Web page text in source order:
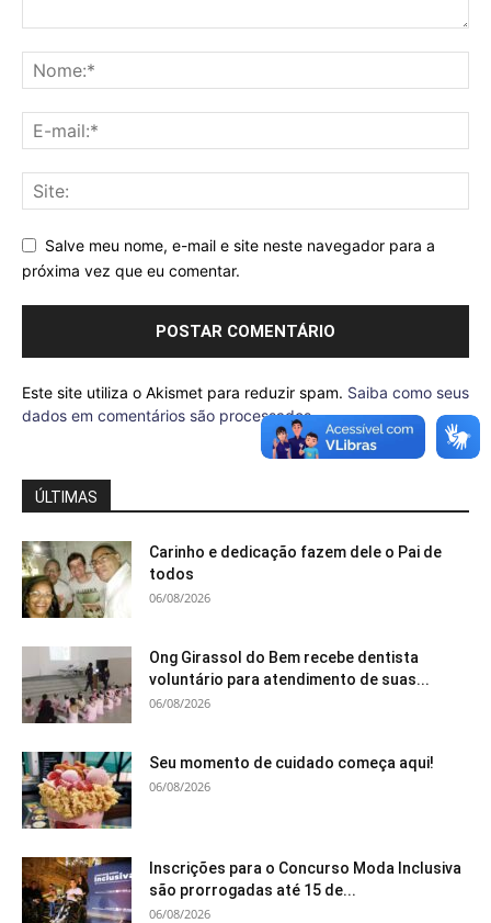
Salve meu nome, e-mail e site neste navegador para a
próxima vez que eu comentar.
Este site utiliza o Akismet para reduzir spam. Saiba como seus
dados em comentários são processados.
ÚLTIMAS
Carinho e dedicação fazem dele o Pai de
todos
06/08/2026
Ong Girassol do Bem recebe dentista
voluntário para atendimento de suas...
06/08/2026
Seu momento de cuidado começa aqui!
06/08/2026
Inscrições para o Concurso Moda Inclusiva
são prorrogadas até 15 de...
06/08/2026